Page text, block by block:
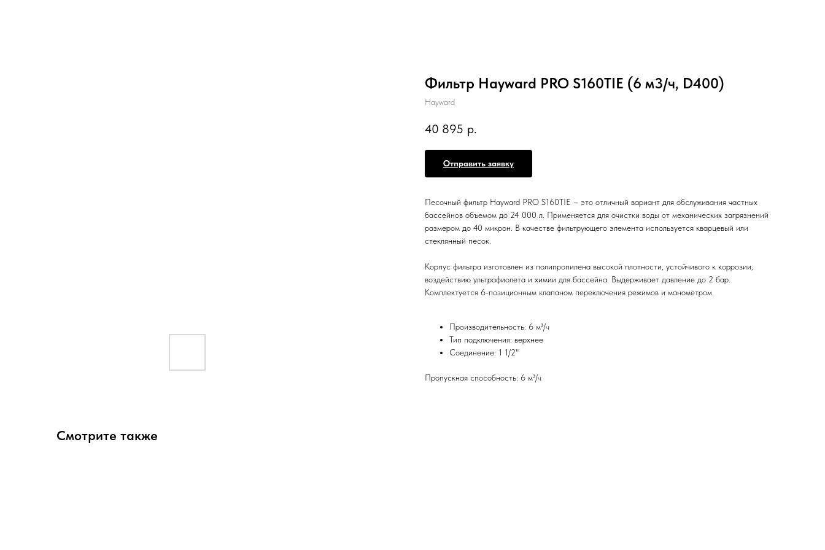
Фильтр Hayward PRO S160TIE (6 м3/ч, D400)
Hayward
40 895 р.
Отправить заявку
Песочный фильтр Hayward PRO S160TIE – это отличный вариант для обслуживания частных
бассейнов объемом до 24 000 л. Применяется для очистки воды от механических загрязнений
размером до 40 микрон. В качестве фильтрующего элемента используется кварцевый или
стеклянный песок.
Корпус фильтра изготовлен из полипропилена высокой плотности, устойчивого к коррозии,
воздействию ультрафиолета и химии для бассейна. Выдерживает давление до 2 бар.
Комплектуется 6-позиционным клапаном переключения режимов и манометром.
Производительность: 6 м³/ч
Тип подключения: верхнее
Соединение: 1 1/2"
Пропускная способность: 6 м³/ч
Смотрите также